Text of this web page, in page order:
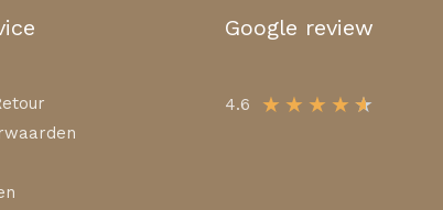
Google review
4.6 ★ ★ ★ ★ ★